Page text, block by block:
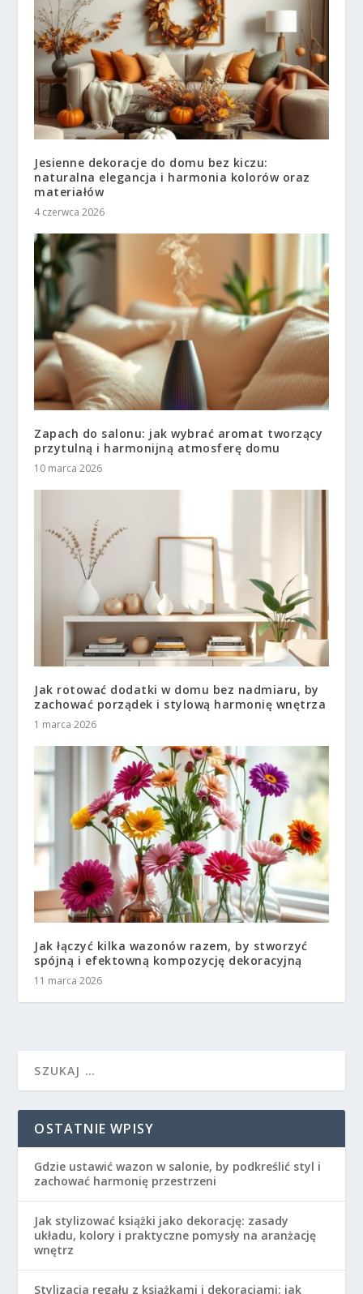
Jesienne dekoracje do domu bez kiczu:
naturalna elegancja i harmonia kolorów oraz
materiałów
4 czerwca 2026
Zapach do salonu: jak wybrać aromat tworzący
przytulną i harmonijną atmosferę domu
10 marca 2026
Jak rotować dodatki w domu bez nadmiaru, by
zachować porządek i stylową harmonię wnętrza
1 marca 2026
Jak łączyć kilka wazonów razem, by stworzyć
spójną i efektowną kompozycję dekoracyjną
11 marca 2026
OSTATNIE WPISY
Gdzie ustawić wazon w salonie, by podkreślić styl i
zachować harmonię przestrzeni
Jak stylizować książki jako dekorację: zasady
układu, kolory i praktyczne pomysły na aranżację
wnętrz
Stylizacja regału z książkami i dekoracjami: jak